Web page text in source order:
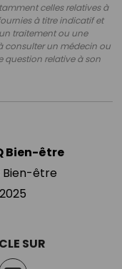
celles relatives à
à titre indicatif et
traitement ou une
consulter un médecin ou
question relative à son
Bien-être
Bien-être
SUR